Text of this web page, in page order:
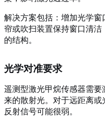
解决方案包括：增加光学
帘或吹扫装置保持窗口清
的结构。
光学对准要求
遥测型激光甲烷传感器需
来的散射光。对于远距离或
反射信号可能很弱。